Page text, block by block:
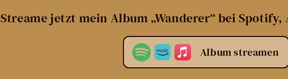
Streame jetzt mein Album „Wanderer“ bei Spotify,
Album streamen